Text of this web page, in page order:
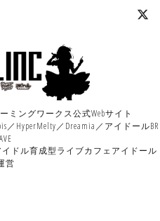
ミングワークス公式Webサイト
HyperMelty／Dreamia／アイドールBR
AVE
ドル育成型ライブカフェアイドール
営